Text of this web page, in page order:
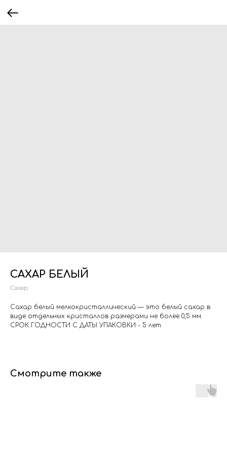
САХАР БЕЛЫЙ
Сахар
Сахар белый мелкокристаллический — это белый сахар в
виде отдельных кристаллов размерами не более 0,5 мм.
СРОК ГОДНОСТИ С ДАТЫ УПАКОВКИ - 5 лет
Смотрите также